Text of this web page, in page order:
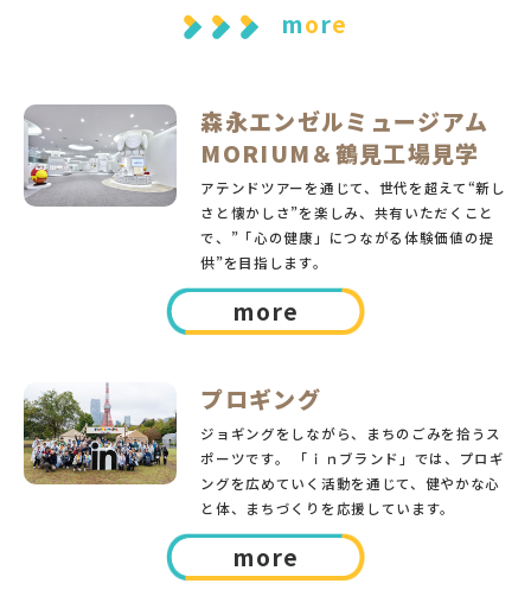
more
森永エンゼルミュージアム
MORIUM＆鶴見工場見学
アテンドツアーを通じて、世代を超えて“新し
さと懐かしさ”を楽しみ、共有いただくこと
で、”「心の健康」につながる体験価値の提
供”を目指します。
more
プロギング
ジョギングをしながら、まちのごみを拾うス
ポーツです。 「ｉｎブランド」では、プロギ
ングを広めていく活動を通じて、健やかな心
と体、まちづくりを応援しています。
more